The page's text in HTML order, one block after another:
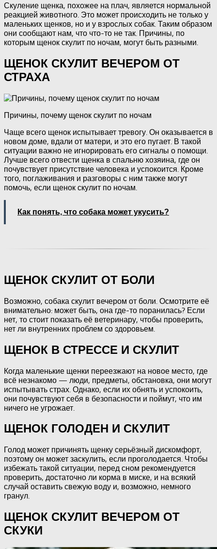
Скуление щенка, похожее на плач, является нормальной
реакцией животного. Это может происходить не только у
маленьких щенков, но и у взрослых собак. Таким образом
они сообщают нам, что что-то не так. Причины, по
которым щенок скулит по ночам, могут быть разными.
ЩЕНОК СКУЛИТ ВЕЧЕРОМ ОТ
СТРАХА
Причины, почему щенок скулит по ночам
Чаще всего щенок испытывает тревогу. Он оказывается в
новом доме, вдали от матери, и это его пугает. В такой
ситуации важно не игнорировать его сигналы о помощи.
Лучше всего отвести щенка в спальню хозяина, где он
почувствует присутствие человека и успокоится. Кроме
того, поглаживания и разговоры с ним также могут
помочь, если щенок скулит по ночам.
Как понять, что собака может укусить?
ЩЕНОК СКУЛИТ ОТ БОЛИ
Возможно, собака скулит вечером от боли. Осмотрите её
внимательно: может быть, она где-то поранилась? Если
нет, то стоит показать её ветеринару, чтобы проверить,
нет ли внутренних проблем со здоровьем.
ЩЕНОК В СТРЕССЕ И СКУЛИТ
Когда маленькие щенки переезжают на новое место, где
всё незнакомо — люди, предметы, обстановка, они могут
испытывать страх. Однако, если их обнять и успокоить,
они почувствуют себя в безопасности и поймут, что им
ничего не угрожает.
ЩЕНОК ГОЛОДЕН И СКУЛИТ
Голод может причинять щенку серьёзный дискомфорт,
поэтому он может заскулить, если проголодается. Чтобы
избежать такой ситуации, перед сном рекомендуется
проверить, достаточно ли корма в миске, и на всякий
случай оставить свежую воду и, возможно, немного
гранул.
ЩЕНОК СКУЛИТ ВЕЧЕРОМ ОТ
СКУКИ